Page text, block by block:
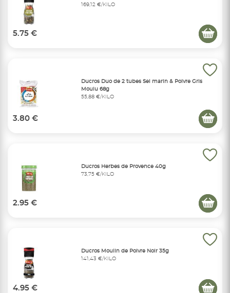
169,12 €/KILO
5.75 €
Ducros Duo de 2 tubes Sel marin & Poivre Gris
Moulu 68g
55,88 €/KILO
3.80 €
Ducros Herbes de Provence 40g
73,75 €/KILO
2.95 €
Ducros Moulin de Poivre Noir 35g
141,43 €/KILO
4.95 €